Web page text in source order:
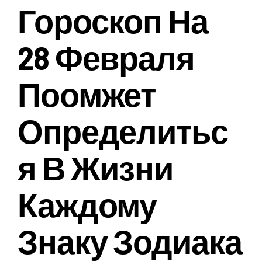
Гороскоп На
28 Февраля
Поомжет
Определитьс
Я В Жизни
Каждому
Знаку Зодиака